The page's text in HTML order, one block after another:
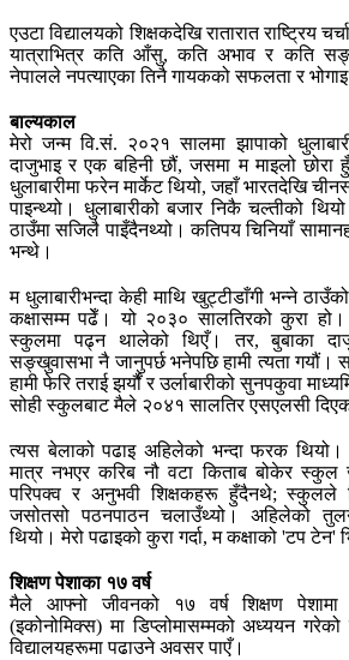
एउटा विद्यालयको शिक्षकदेखि रातारात राष्ट्रिय
यात्राभित्र कति आँसु, कति अभाव र कति
नेपालले नपत्याएका तिनै गायकको सफलता र
बाल्यकाल
मेरो जन्म वि.सं. २०२१ सालमा झापाको
दाजुभाइ र एक बहिनी छौं, जसमा म माइलो छोरा
धुलाबारीमा फरेन मार्केट थियो, जहाँ भारतदेखि
पाइन्थ्यो। धुलाबारीको बजार निकै चल्तीको
ठाउँमा सजिलै पाइँदैनथ्यो। कतिपय चिनियाँ
भन्थे।
म धुलाबारीभन्दा केही माथि खुट्टीडाँगी भन्ने
कक्षासम्म पढेँ। यो २०३० सालतिरको कुरा
स्कुलमा पढ्न थालेको थिएँ। तर, बुबाका
सङ्खुवासभा नै जानुपर्छ भनेपछि हामी त्यता गयौं।
हामी फेरि तराई झर्यौं र उर्लाबारीको सुनपकुवा
सोही स्कुलबाट मैले २०४१ सालतिर एसएलसी
त्यस बेलाको पढाइ अहिलेको भन्दा फरक
मात्र नभएर करिब नौ वटा किताब बोकेर स्कुल
परिपक्व र अनुभवी शिक्षकहरू हुँदैनथे; स्कुलले
जसोतसो पठनपाठन चलाउँथ्यो। अहिलेको
थियो। मेरो पढाइको कुरा गर्दा, म कक्षाको 'टप टेन'
शिक्षण पेशाका १७ वर्ष
मैले आफ्नो जीवनको १७ वर्ष शिक्षण पेशामा
(इकोनोमिक्स) मा डिप्लोमासम्मको अध्ययन
विद्यालयहरूमा पढाउने अवसर पाएँ।